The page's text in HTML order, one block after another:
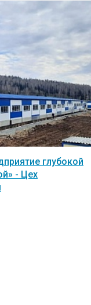
глубокой
- Цех